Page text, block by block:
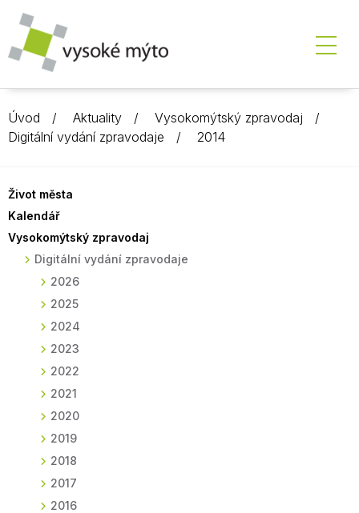
Úvod Aktuality
Vysokomýtský zpravodaj
Digitální vydání zpravodaje
2014
Život města
Kalendář
Vysokomýtský zpravodaj
Digitální vydání zpravodaje
2026
2025
2024
2023
2022
2021
2020
2019
2018
2017
2016